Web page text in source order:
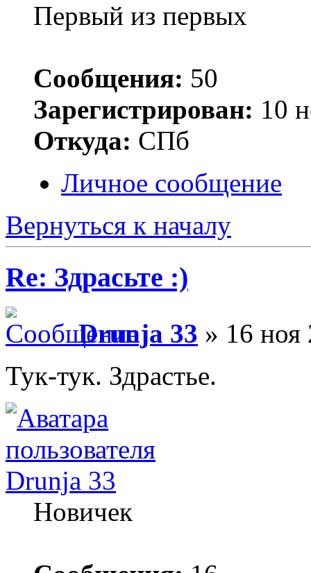
Первый из первых
Сообщения: 50
Зарегистрирован: 10
Откуда: СПб
Личное сообщение
Вернуться к началу
Re: Здрасьте :)
Drunja 33 » 16 ноя
Тук-тук. Здрастье.
Drunja 33
Новичек